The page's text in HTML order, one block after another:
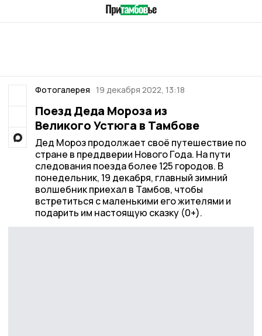
Фотогалерея 19 декабря 2022, 13:18
Поезд Деда Мороза из
Великого Устюга в Тамбове
Дед Мороз продолжает своё путешествие по
стране в преддверии Нового Года. На пути
следования поезда более 125 городов. В
понедельник, 19 декабря, главный зимний
волшебник приехал в Тамбов, чтобы
встретиться с маленькими его жителями и
подарить им настоящую сказку (0+).